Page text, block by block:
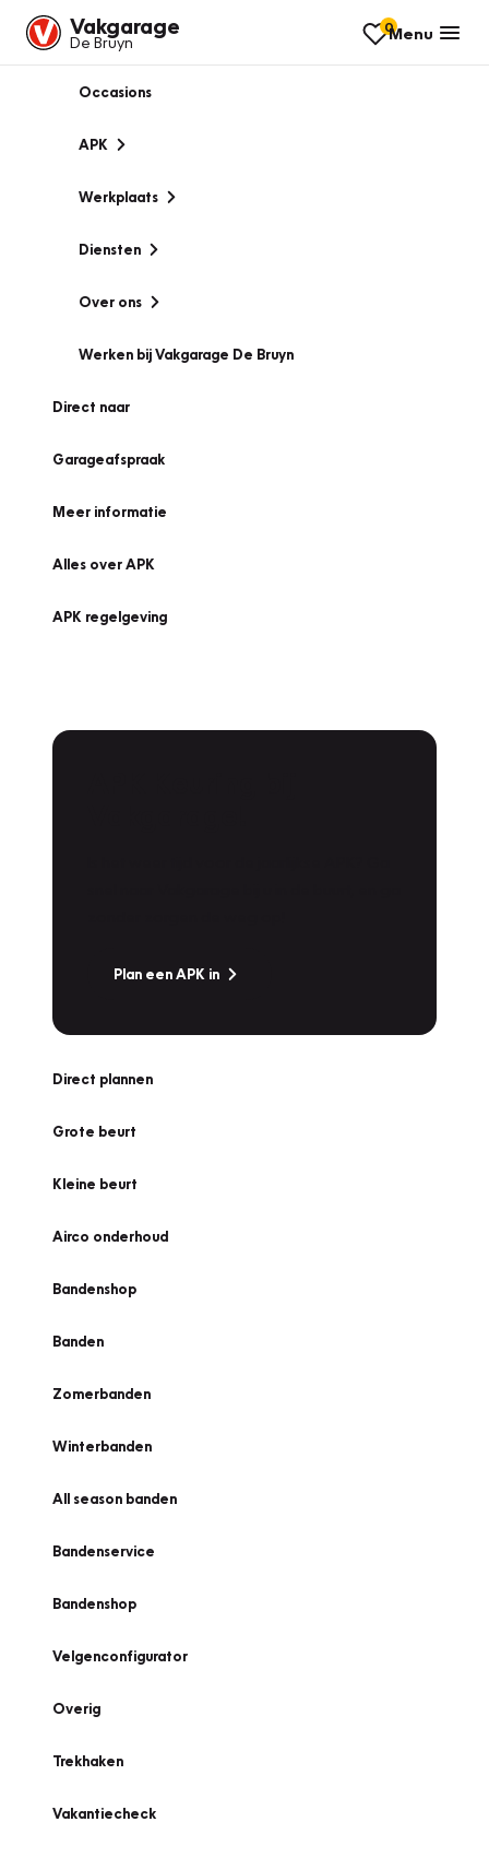
Vakgarage
De Bruyn
0Menu
Occasions
APK
Werkplaats
Diensten
Over ons
Werken bij Vakgarage De Bruyn
Direct naar
Garageafspraak
Meer informatie
Alles over APK
APK regelgeving
Plan een APK in
Direct plannen
Grote beurt
Kleine beurt
Airco onderhoud
Bandenshop
Banden
Zomerbanden
Winterbanden
All season banden
Bandenservice
Bandenshop
Velgenconfigurator
Overig
Trekhaken
Vakantiecheck